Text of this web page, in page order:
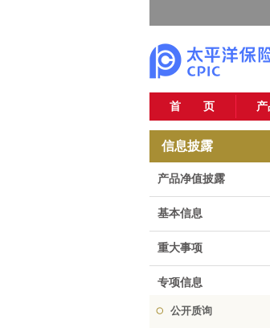
首 页
信息披露
产品净值披露
基本信息
重大事项
专项信息
公开质询